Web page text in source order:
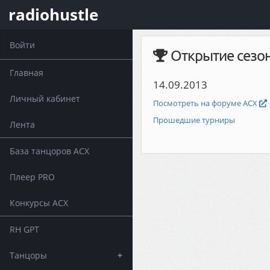
radiohustle
Войти
Главная
Личный кабинет
Лента
База танцоров АСХ
Плеер PRO
Конкурсы АСХ
RH GPT
Танцоры +
Открытие
14.09.2013
Посмотреть на форуме АСХ
Прошедшие турниры